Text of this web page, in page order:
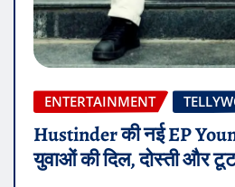
ENTERTAINMENT
Hustinder की नई EP
युवाओं की दिल, दोस्ती और